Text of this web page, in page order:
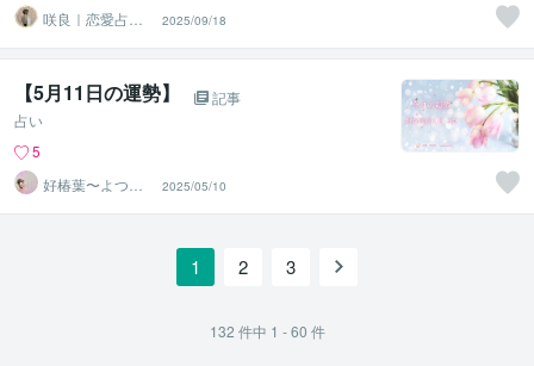
咲良｜恋愛占い
心導師
2025/09/18
【5月11日の運勢】
記事
占い
5
好椿葉〜よつ
ば〜
2025/05/10
1 2 3
132 件中 1 - 60 件